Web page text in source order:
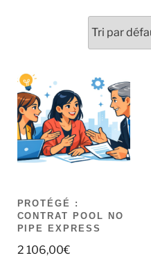
PROTÉGÉ :
CONTRAT POOL NO
PIPE EXPRESS
2 106,00€